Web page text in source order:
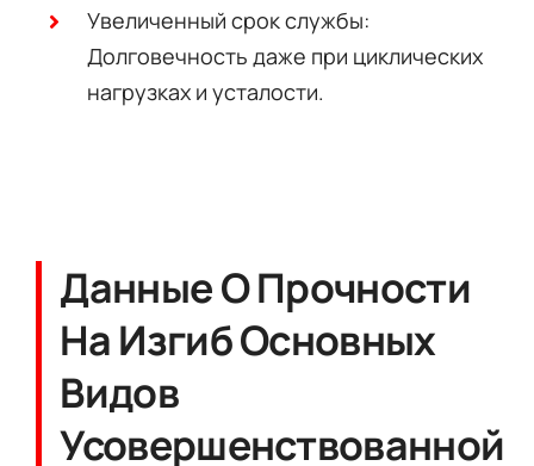
Увеличенный срок службы:
Долговечность даже при циклических
нагрузках и усталости.
Данные О Прочности
На Изгиб Основных
Видов
Усовершенствованной